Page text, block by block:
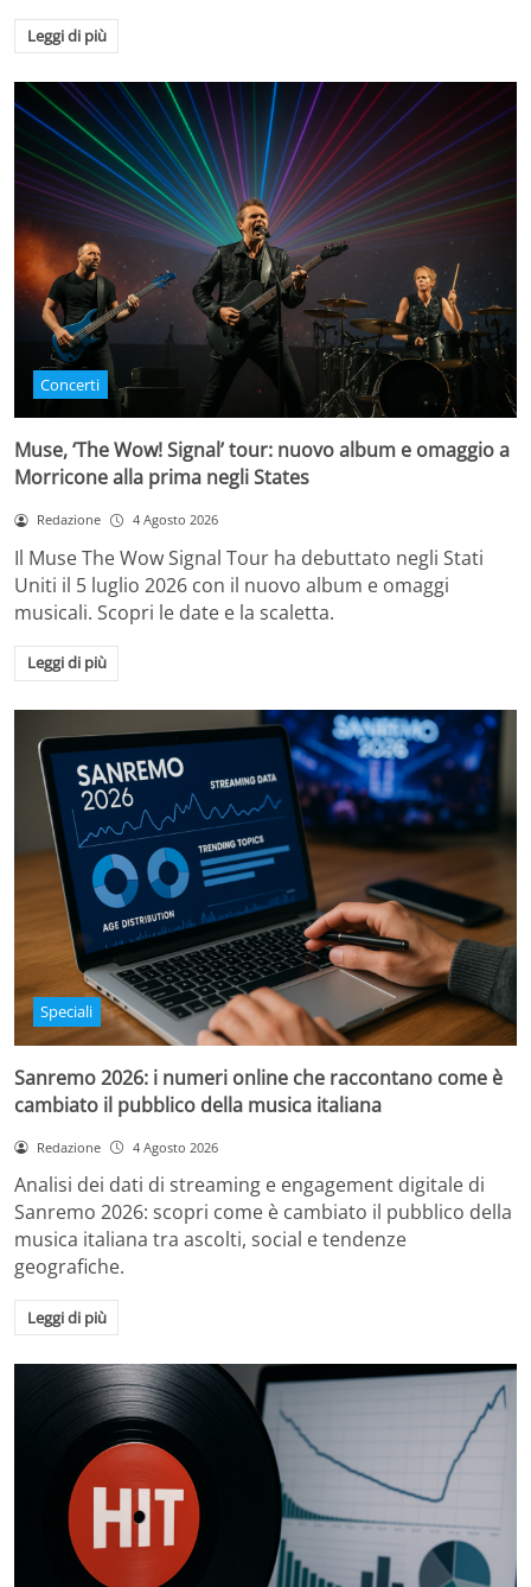
Leggi di più
Concerti
Muse, ‘The Wow! Signal’ tour: nuovo album e omaggio a
Morricone alla prima negli States
Redazione 4 Agosto 2026
Il Muse The Wow Signal Tour ha debuttato negli Stati
Uniti il 5 luglio 2026 con il nuovo album e omaggi
musicali. Scopri le date e la scaletta.
Leggi di più
Speciali
Sanremo 2026: i numeri online che raccontano come è
cambiato il pubblico della musica italiana
Redazione 4 Agosto 2026
Analisi dei dati di streaming e engagement digitale di
Sanremo 2026: scopri come è cambiato il pubblico della
musica italiana tra ascolti, social e tendenze
geografiche.
Leggi di più